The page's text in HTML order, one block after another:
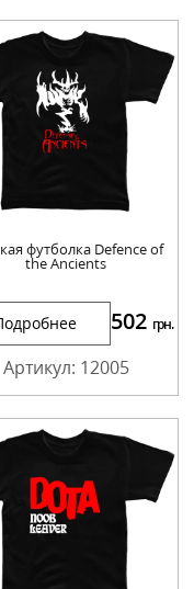
футболка Defence of
the Ancients
502 грн.
Артикул: 12005